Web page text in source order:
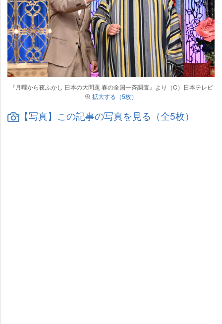
『月曜から夜ふかし 日本の大問題 春の全国一斉調査』より（C）日本テレビ
拡大する（5枚）
【写真】この記事の写真を見る（全5枚）